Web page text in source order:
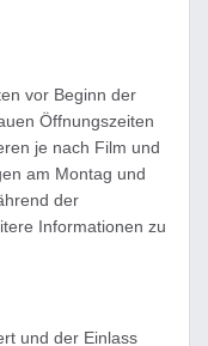
vor Beginn der
Öffnungszeiten
je nach Film und
am Montag und
der
Informationen zu
und der Einlass